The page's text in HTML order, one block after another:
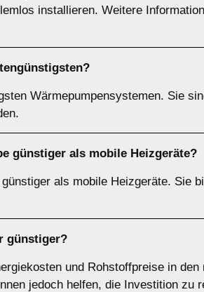
installieren. Weitere
Wärmepumpensystemen. Sie
günstiger als mobile Heizgeräte?
als mobile Heizgeräte. Sie
günstiger?
und Rohstoffpreise in den
jedoch helfen, die Investition zu